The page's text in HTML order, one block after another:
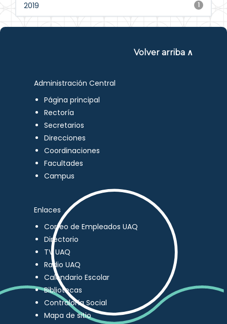
1
2019
Volver arriba ∧
Administración Central
Página principal
Rectoría
Secretarios
Direcciones
Coordinaciones
Facultades
Campus
Enlaces
Correo de Empleados UAQ
Directorio
TV UAQ
Radio UAQ
Calendario Escolar
Bibliotecas
Contraloría Social
Mapa de sitio